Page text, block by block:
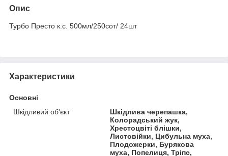
Опис
Турбо Престо к.с. 500мл/250сот/ 24шт
Характеристики
Основні
Шкідливий об'єкт
Шкідлива черепашка,
Колорадський жук,
Хрестоцвіті блішки,
Листовійки, Цибульна муха,
Плодожерки, Бурякова
муха, Попелиця, Тріпс,